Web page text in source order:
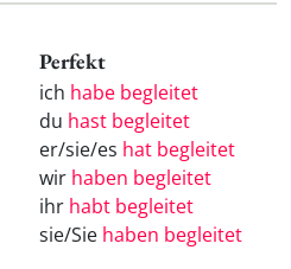
Perfekt
ich habe begleitet
du hast begleitet
er/sie/es hat begleitet
wir haben begleitet
ihr habt begleitet
sie/Sie haben begleitet